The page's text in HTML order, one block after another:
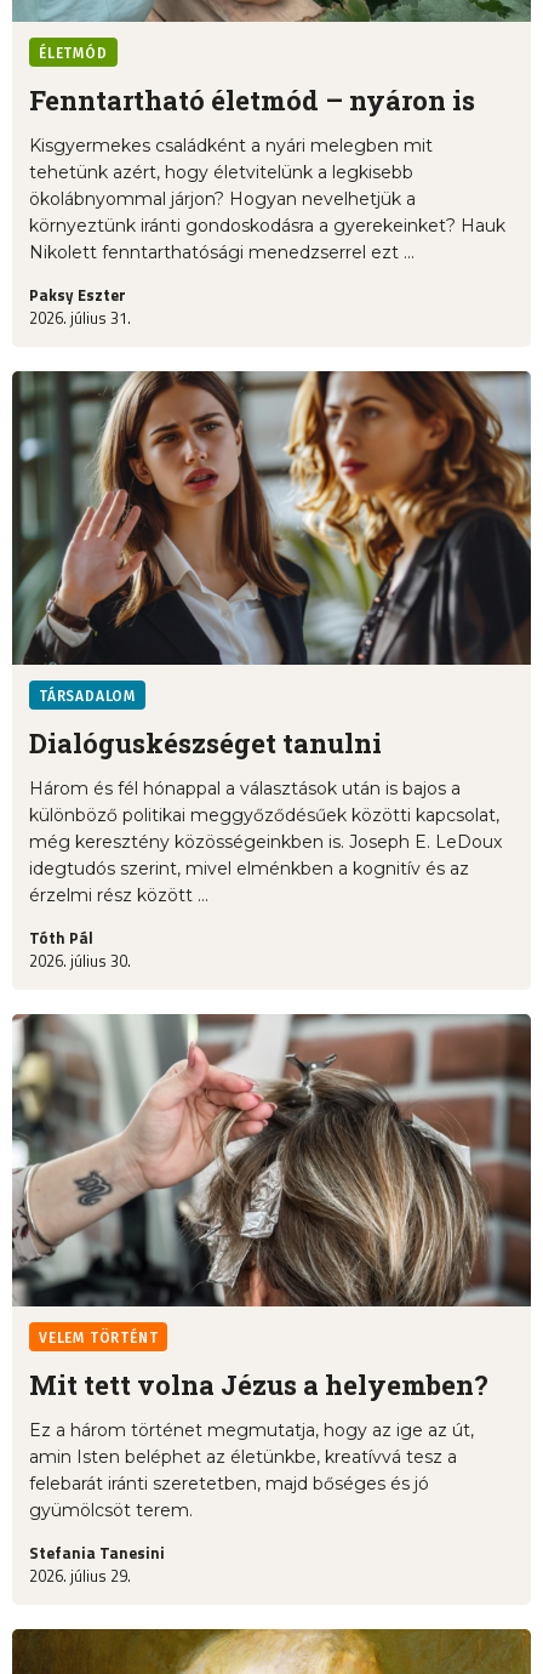
ÉLETMÓD
Fenntartható életmód – nyáron is
Kisgyermekes családként a nyári melegben mit
tehetünk azért, hogy életvitelünk a legkisebb
ökolábnyommal járjon? Hogyan nevelhetjük a
környeztünk iránti gondoskodásra a gyerekeinket? Hauk
Nikolett fenntarthatósági menedzserrel ezt ...
Paksy Eszter
2026. július 31.
TÁRSADALOM
Dialóguskészséget tanulni
Három és fél hónappal a választások után is bajos a
különböző politikai meggyőződésűek közötti kapcsolat,
még keresztény közösségeinkben is. Joseph E. LeDoux
idegtudós szerint, mivel elménkben a kognitív és az
érzelmi rész között ...
Tóth Pál
2026. július 30.
VELEM TÖRTÉNT
Mit tett volna Jézus a helyemben?
Ez a három történet megmutatja, hogy az ige az út,
amin Isten beléphet az életünkbe, kreatívvá tesz a
felebarát iránti szeretetben, majd bőséges és jó
gyümölcsöt terem.
Stefania Tanesini
2026. július 29.